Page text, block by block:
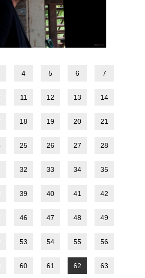
4 5 6 7
11 12 13 14
18 19 20 21
25 26 27 28
32 33 34 35
39 40 41 42
46 47 48 49
53 54 55 56
60 61 62 63